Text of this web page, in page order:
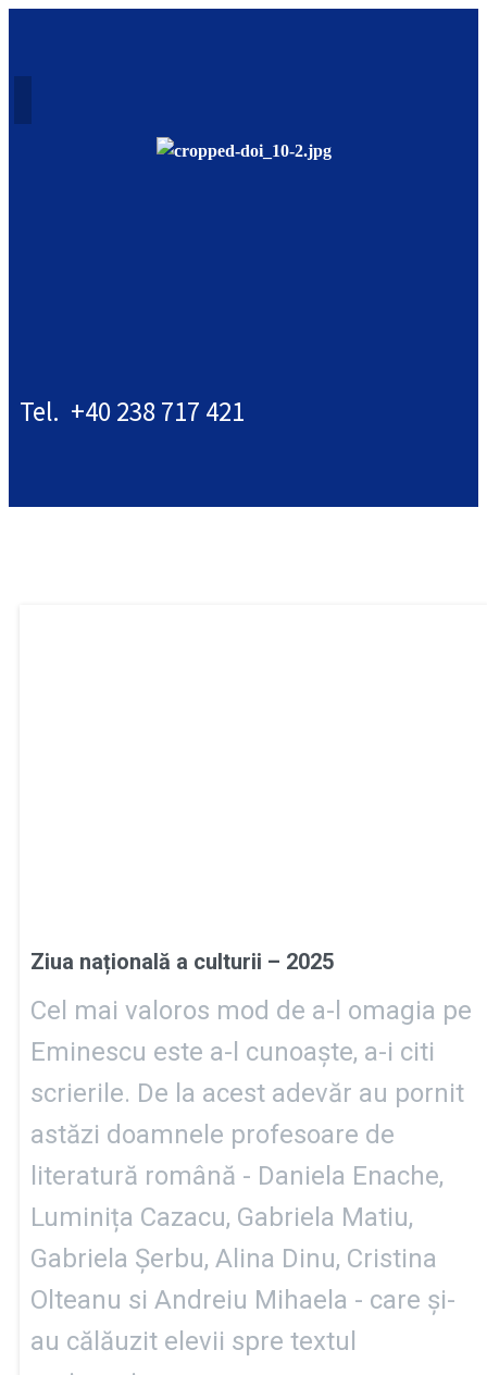
Tel. +40 238 717 421
Ziua națională a culturii – 2025
Cel mai valoros mod de a-l omagia pe
Eminescu este a-l cunoaște, a-i citi
scrierile. De la acest adevăr au pornit
astăzi doamnele profesoare de
literatură română - Daniela Enache,
Luminița Cazacu, Gabriela Matiu,
Gabriela Șerbu, Alina Dinu, Cristina
Olteanu si Andreiu Mihaela - care și-
au călăuzit elevii spre textul